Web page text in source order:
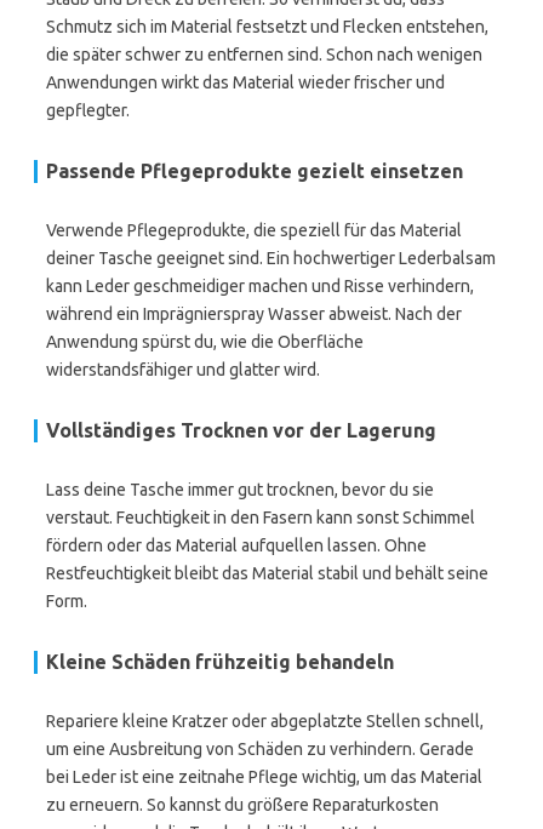
Schmutz sich im Material festsetzt und Flecken entstehen,
die später schwer zu entfernen sind. Schon nach wenigen
Anwendungen wirkt das Material wieder frischer und
gepflegter.
Passende Pflegeprodukte gezielt einsetzen
Verwende Pflegeprodukte, die speziell für das Material
deiner Tasche geeignet sind. Ein hochwertiger Lederbalsam
kann Leder geschmeidiger machen und Risse verhindern,
während ein Imprägnierspray Wasser abweist. Nach der
Anwendung spürst du, wie die Oberfläche
widerstandsfähiger und glatter wird.
Vollständiges Trocknen vor der Lagerung
Lass deine Tasche immer gut trocknen, bevor du sie
verstaut. Feuchtigkeit in den Fasern kann sonst Schimmel
fördern oder das Material aufquellen lassen. Ohne
Restfeuchtigkeit bleibt das Material stabil und behält seine
Form.
Kleine Schäden frühzeitig behandeln
Repariere kleine Kratzer oder abgeplatzte Stellen schnell,
um eine Ausbreitung von Schäden zu verhindern. Gerade
bei Leder ist eine zeitnahe Pflege wichtig, um das Material
zu erneuern. So kannst du größere Reparaturkosten